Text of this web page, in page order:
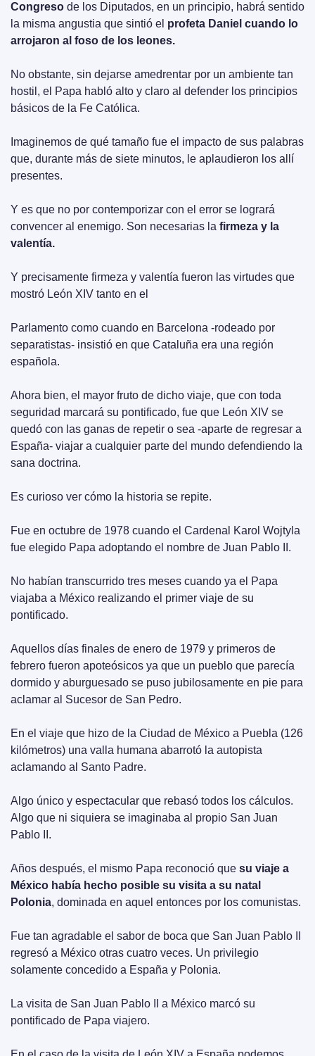
Congreso de los Diputados, en un principio, habrá sentido
la misma angustia que sintió el profeta Daniel cuando lo
arrojaron al foso de los leones.
No obstante, sin dejarse amedrentar por un ambiente tan
hostil, el Papa habló alto y claro al defender los principios
básicos de la Fe Católica.
Imaginemos de qué tamaño fue el impacto de sus palabras
que, durante más de siete minutos, le aplaudieron los allí
presentes.
Y es que no por contemporizar con el error se logrará
convencer al enemigo. Son necesarias la firmeza y la
valentía.
Y precisamente firmeza y valentía fueron las virtudes que
mostró León XIV tanto en el
Parlamento como cuando en Barcelona -rodeado por
separatistas- insistió en que Cataluña era una región
española.
Ahora bien, el mayor fruto de dicho viaje, que con toda
seguridad marcará su pontificado, fue que León XIV se
quedó con las ganas de repetir o sea -aparte de regresar a
España- viajar a cualquier parte del mundo defendiendo la
sana doctrina.
Es curioso ver cómo la historia se repite.
Fue en octubre de 1978 cuando el Cardenal Karol Wojtyla
fue elegido Papa adoptando el nombre de Juan Pablo II.
No habían transcurrido tres meses cuando ya el Papa
viajaba a México realizando el primer viaje de su
pontificado.
Aquellos días finales de enero de 1979 y primeros de
febrero fueron apoteósicos ya que un pueblo que parecía
dormido y aburguesado se puso jubilosamente en pie para
aclamar al Sucesor de San Pedro.
En el viaje que hizo de la Ciudad de México a Puebla (126
kilómetros) una valla humana abarrotó la autopista
aclamando al Santo Padre.
Algo único y espectacular que rebasó todos los cálculos.
Algo que ni siquiera se imaginaba al propio San Juan
Pablo II.
Años después, el mismo Papa reconoció que su viaje a
México había hecho posible su visita a su natal
Polonia, dominada en aquel entonces por los comunistas.
Fue tan agradable el sabor de boca que San Juan Pablo II
regresó a México otras cuatro veces. Un privilegio
solamente concedido a España y Polonia.
La visita de San Juan Pablo II a México marcó su
pontificado de Papa viajero.